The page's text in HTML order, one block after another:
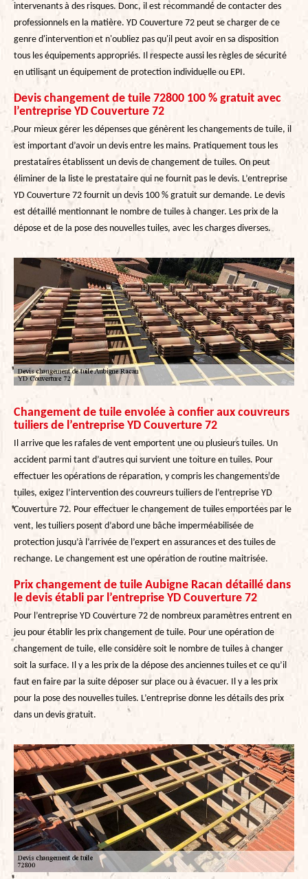
intervenants à des risques. Donc, il est recommandé de contacter des
professionnels en la matière. YD Couverture 72 peut se charger de ce
genre d'intervention et n'oubliez pas qu'il peut avoir en sa disposition
tous les équipements appropriés. Il respecte aussi les règles de sécurité
en utilisant un équipement de protection individuelle ou EPI.
Devis changement de tuile 72800 100 % gratuit avec
l’entreprise YD Couverture 72
Pour mieux gérer les dépenses que génèrent les changements de tuile, il
est important d’avoir un devis entre les mains. Pratiquement tous les
prestataires établissent un devis de changement de tuiles. On peut
éliminer de la liste le prestataire qui ne fournit pas le devis. L’entreprise
YD Couverture 72 fournit un devis 100 % gratuit sur demande. Le devis
est détaillé mentionnant le nombre de tuiles à changer. Les prix de la
dépose et de la pose des nouvelles tuiles, avec les charges diverses.
Changement de tuile envolée à confier aux couvreurs
tuiliers de l’entreprise YD Couverture 72
Il arrive que les rafales de vent emportent une ou plusieurs tuiles. Un
accident parmi tant d’autres qui survient une toiture en tuiles. Pour
effectuer les opérations de réparation, y compris les changements de
tuiles, exigez l’intervention des couvreurs tuiliers de l’entreprise YD
Couverture 72. Pour effectuer le changement de tuiles emportées par le
vent, les tuiliers posent d’abord une bâche imperméabilisée de
protection jusqu’à l’arrivée de l’expert en assurances et des tuiles de
rechange. Le changement est une opération de routine maitrisée.
Prix changement de tuile Aubigne Racan détaillé dans
le devis établi par l’entreprise YD Couverture 72
Pour l’entreprise YD Couverture 72 de nombreux paramètres entrent en
jeu pour établir les prix changement de tuile. Pour une opération de
changement de tuile, elle considère soit le nombre de tuiles à changer
soit la surface. Il y a les prix de la dépose des anciennes tuiles et ce qu’il
faut en faire par la suite déposer sur place ou à évacuer. Il y a les prix
pour la pose des nouvelles tuiles. L’entreprise donne les détails des prix
dans un devis gratuit.